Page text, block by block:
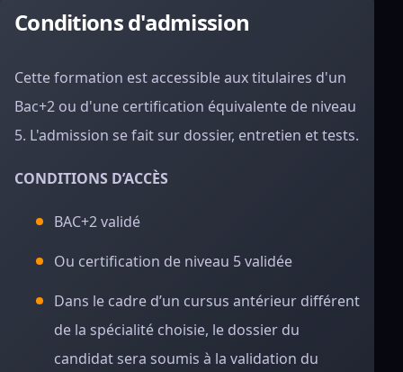
Conditions d'admission
Cette formation est accessible aux titulaires d'un
Bac+2 ou d'une certification équivalente de niveau
5. L'admission se fait sur dossier, entretien et tests.
CONDITIONS D’ACCÈS
BAC+2 validé
Ou certification de niveau 5 validée
Dans le cadre d’un cursus antérieur différent
de la spécialité choisie, le dossier du
candidat sera soumis à la validation du